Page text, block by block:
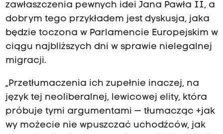
zawłaszczenia pewnych idei Jana Pawła II, a
dobrym tego przykładem jest dyskusja, jaka
będzie toczona w Parlamencie Europejskim w
ciągu najbliższych dni w sprawie nielegalnej
migracji.
„Przetłumaczenia ich zupełnie inaczej, na
język tej neoliberalnej, lewicowej elity, która
próbuje tymi argumentami — tłumacząc +jak
wy możecie nie wpuszczać uchodźców, jak